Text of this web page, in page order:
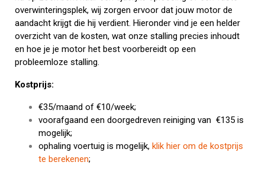
overwinteringsplek, wij zorgen ervoor dat jouw motor de
aandacht krijgt die hij verdient. Hieronder vind je een helder
overzicht van de kosten, wat onze stalling precies inhoudt
en hoe je je motor het best voorbereidt op een
probleemloze stalling.
Kostprijs:
€35/maand of €10/week;
voorafgaand een doorgedreven reiniging van €135 is
mogelijk;
ophaling voertuig is mogelijk, klik hier om de kostprijs
te berekenen;